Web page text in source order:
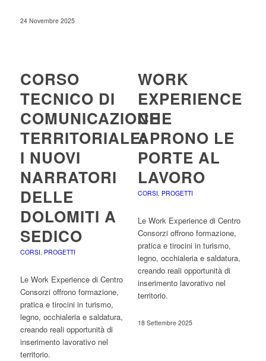
24 Novembre 2025
CORSO
TECNICO DI
COMUNICAZIONE
TERRITORIALE:
I NUOVI
NARRATORI
DELLE
DOLOMITI A
SEDICO
CORSI, PROGETTI
Le Work Experience di Centro
Consorzi offrono formazione,
pratica e tirocini in turismo,
legno, occhialeria e saldatura,
creando reali opportunità di
inserimento lavorativo nel
territorio.
WORK
EXPERIENCE
CHE
APRONO LE
PORTE AL
LAVORO
CORSI, PROGETTI
Le Work Experience di Centro
Consorzi offrono formazione,
pratica e tirocini in turismo,
legno, occhialeria e saldatura,
creando reali opportunità di
inserimento lavorativo nel
territorio.
18 Settembre 2025